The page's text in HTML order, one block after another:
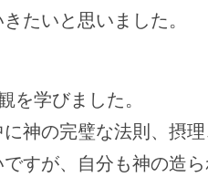
たいと思いました。
を学びました。
神の完璧な法則、摂
すが、自分も神の造